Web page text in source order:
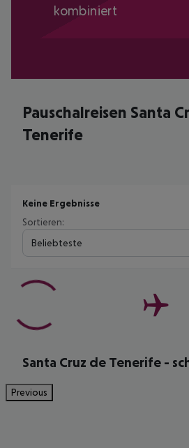
kombiniert
Pauschalreisen Santa
Tenerife
Keine Ergebnisse
Sortieren:
Beliebteste
Santa Cruz de Tenerife -
Previous